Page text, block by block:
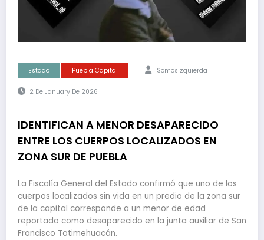
Estado Puebla Capital SomosIzquierda
2 De January De 2026
IDENTIFICAN A MENOR DESAPARECIDO
ENTRE LOS CUERPOS LOCALIZADOS EN
ZONA SUR DE PUEBLA
La Fiscalía General del Estado confirmó que uno de los
cuerpos localizados sin vida en un predio de la zona sur
de la capital corresponde a un menor de edad
reportado como desaparecido en la junta auxiliar de San
Francisco Totimehuacán.